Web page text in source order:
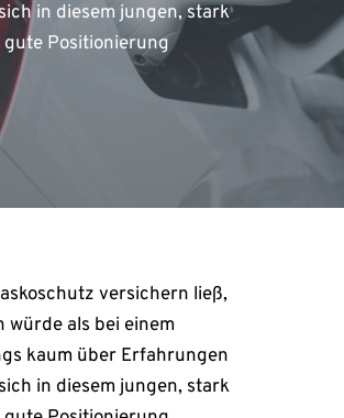
in diesem jungen, stark
Positionierung
versichern ließ,
würde als bei einem
kaum über Erfahrungen
in diesem jungen, stark